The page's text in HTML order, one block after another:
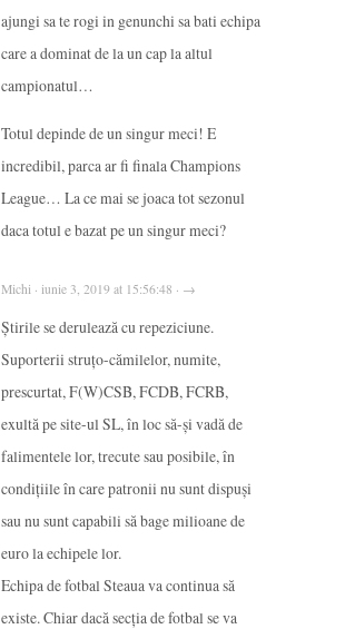
ajungi sa te rogi in genunchi sa bati echipa
care a dominat de la un cap la altul
campionatul…
Totul depinde de un singur meci! E
incredibil, parca ar fi finala Champions
League… La ce mai se joaca tot sezonul
daca totul e bazat pe un singur meci?
Michi · iunie 3, 2019 at 15:56:48 · →
Știrile se derulează cu repeziciune.
Suporterii struțo-cămilelor, numite,
prescurtat, F(W)CSB, FCDB, FCRB,
exultă pe site-ul SL, în loc să-și vadă de
falimentele lor, trecute sau posibile, în
condițiile în care patronii nu sunt dispuși
sau nu sunt capabili să bage milioane de
euro la echipele lor.
Echipa de fotbal Steaua va continua să
existe. Chiar dacă secția de fotbal se va